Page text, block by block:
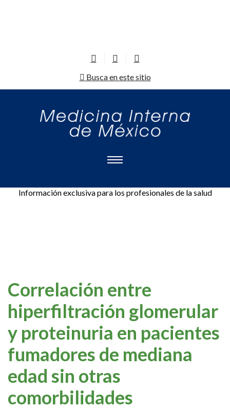
Busca en este sitio
Información exclusiva para los profesionales de la salud
Correlación entre
hiperfiltración glomerular
y proteinuria en pacientes
fumadores de mediana
edad sin otras
comorbilidades